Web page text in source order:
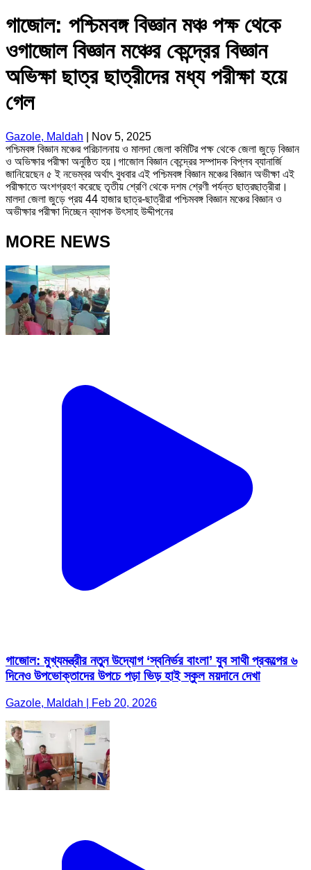
গাজোল: পশ্চিমবঙ্গ বিজ্ঞান মঞ্চ পক্ষ থেকে
ওগাজোল বিজ্ঞান মঞ্চের কেন্দ্রের বিজ্ঞান
অভিক্ষা ছাত্র ছাত্রীদের মধ্য পরীক্ষা হয়ে
গেল
Gazole, Maldah
Nov 5, 2025
পশ্চিমবঙ্গ বিজ্ঞান মঞ্চের পরিচালনায় ও মালদা জেলা কমিটির পক্ষ থেকে জেলা জুড়ে বিজ্ঞান
ও অভিক্ষার পরীক্ষা অনুষ্ঠিত হয়।গাজোল বিজ্ঞান কেন্দ্রের সম্পাদক বিপ্লব ব্যানার্জি
জানিয়েছেন ৫ ই নভেম্বর অর্থাৎ বুধবার এই পশ্চিমবঙ্গ বিজ্ঞান মঞ্চের বিজ্ঞান অভীক্ষা এই
পরীক্ষাতে অংশগ্রহণ করেছে তৃতীয় শ্রেণি থেকে দশম শ্রেণী পর্যন্ত ছাত্রছাত্রীরা।
মালদা জেলা জুড়ে প্রয় 44 হাজার ছাত্র-ছাত্রীরা পশ্চিমবঙ্গ বিজ্ঞান মঞ্চের বিজ্ঞান ও
অভীক্ষার পরীক্ষা দিচ্ছেন ব্যাপক উৎসাহ উদ্দীপনের
MORE NEWS
গাজোল: মুখ্যমন্ত্রীর নতুন উদ্যোগ ‘স্বনির্ভর বাংলা’ যুব সাথী প্রকল্পের ৬
দিনেও উপভোক্তাদের উপচে পড়া ভিড় হাই স্কুল ময়দানে দেখা
Gazole, Maldah | Feb 20, 2026